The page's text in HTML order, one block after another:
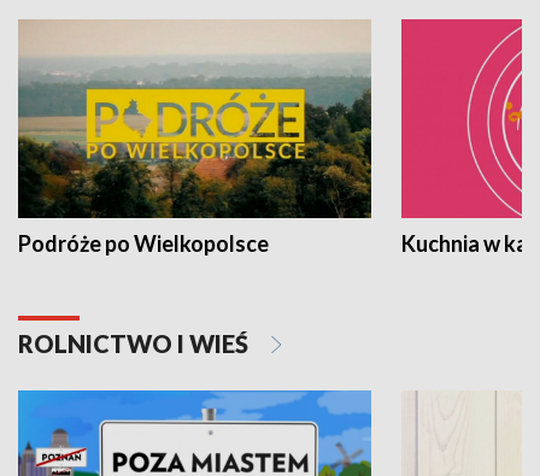
Podróże po Wielkopolsce Kuchnia w
ROLNICTWO I WIEŚ